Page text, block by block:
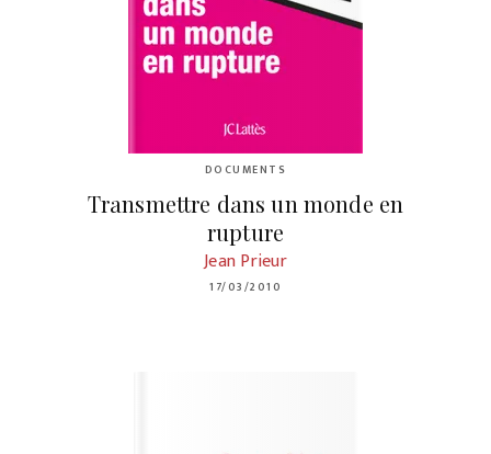
DOCUMENTS
Transmettre dans un monde en
rupture
Jean Prieur
17/03/2010